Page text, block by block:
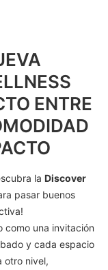
ENTRE
la Discover
pasar buenos
como una invitación
y cada espacio
otro nivel,